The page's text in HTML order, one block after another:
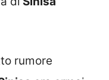
rumore